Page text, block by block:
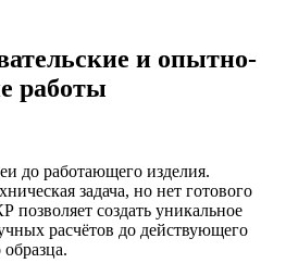
и опытно-
работы
до работающего изделия.
задача, но нет готового
создать уникальное
расчётов до действующего